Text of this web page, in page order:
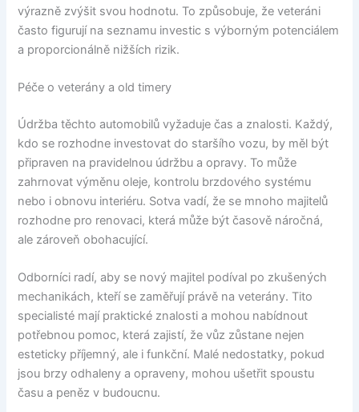
výrazně zvýšit svou hodnotu. To způsobuje, že veteráni
často figurují na seznamu investic s výborným potenciálem
a proporcionálně nižších rizik.
Péče o veterány a old timery
Údržba těchto automobilů vyžaduje čas a znalosti. Každý,
kdo se rozhodne investovat do staršího vozu, by měl být
připraven na pravidelnou údržbu a opravy. To může
zahrnovat výměnu oleje, kontrolu brzdového systému
nebo i obnovu interiéru. Sotva vadí, že se mnoho majitelů
rozhodne pro renovaci, která může být časově náročná,
ale zároveň obohacující.
Odborníci radí, aby se nový majitel podíval po zkušených
mechanikách, kteří se zaměřují právě na veterány. Tito
specialisté mají praktické znalosti a mohou nabídnout
potřebnou pomoc, která zajistí, že vůz zůstane nejen
esteticky příjemný, ale i funkční. Malé nedostatky, pokud
jsou brzy odhaleny a opraveny, mohou ušetřit spoustu
času a peněz v budoucnu.